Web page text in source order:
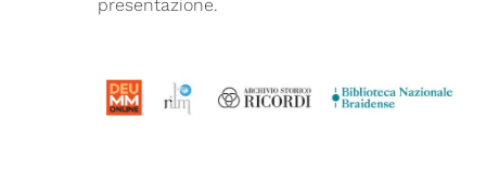
presentazione.